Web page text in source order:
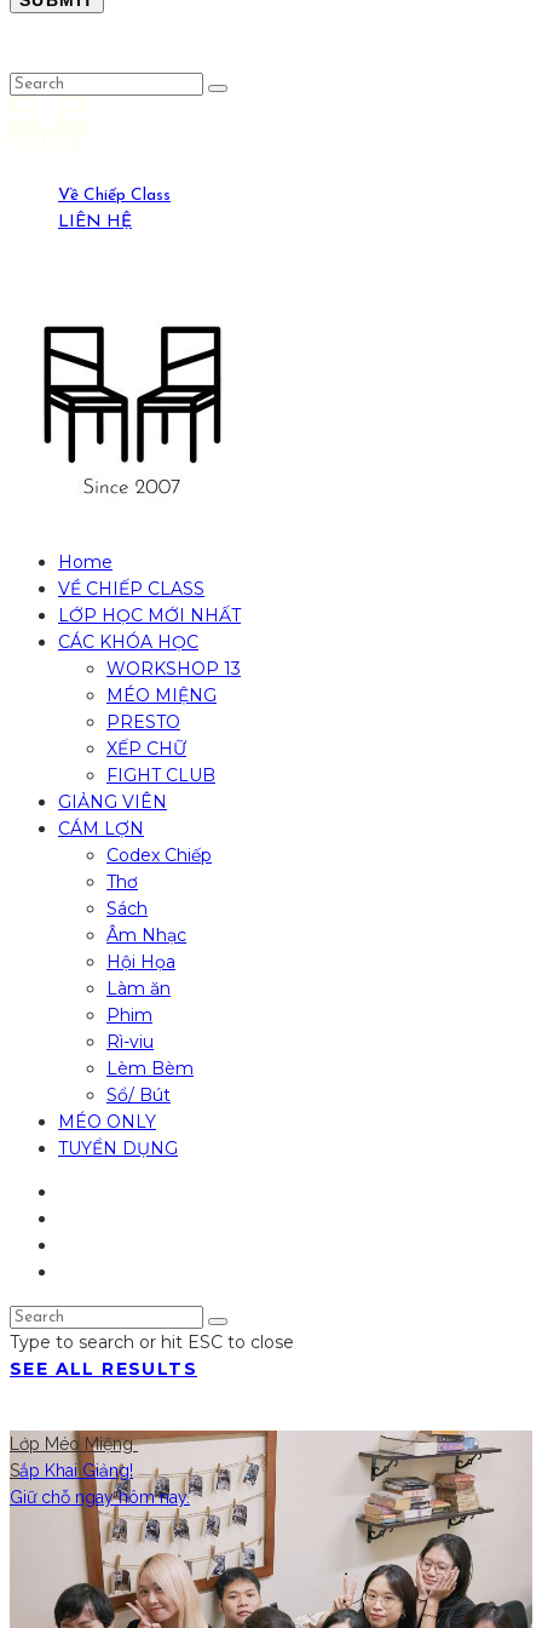
Về Chiếp Class
LIÊN HỆ
Home
VỀ CHIẾP CLASS
LỚP HỌC MỚI NHẤT
CÁC KHÓA HỌC
WORKSHOP 13
MÉO MIỆNG
PRESTO
XẾP CHỮ
FIGHT CLUB
GIẢNG VIÊN
CÁM LỢN
Codex Chiếp
Thơ
Sách
Âm Nhạc
Hội Họa
Làm ăn
Phim
Rì-viu
Lèm Bèm
Sổ/ Bút
MÉO ONLY
TUYỂN DỤNG
Type to search or hit ESC to close
SEE ALL RESULTS
Lớp Méo Miệng
Sắp Khai Giảng!
Giữ chỗ ngay hôm nay.